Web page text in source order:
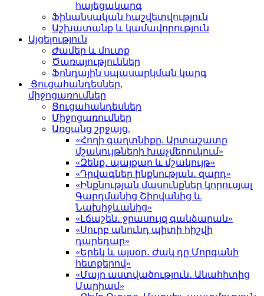
հայեցակարգ
Ֆինանսական հաշվետվություն
Աշխատանք և կամավորություն
Այցելություն
Ժամեր և մուտք
Ծառայություններ
Ֆոնդային սպասարկման կարգ
Ցուցահանդեսներ,
միջոցառումներ
Ցուցահանդեսներ
Միջոցառումներ
Առցանց շրջայց.
«Հողի գաղտնիքը. Արտաշատը
մշակույթների խաչմերուկում»
«Զենք․ պայքար և մշակույթ»
«Դրվագներ ինքնության․ զարդ»
«Ինքնության մասունքներ կորուսյալ
Գարդմանից Շիրվանից և
Նախիջևանից»
«Լճաշեն․ ջրասույզ գանձարան»
«Սուրբ անունդ պիտի հիշվի
դարեդար»
«Երեկ և այսօր․ Ժակ դը Մորգանի
հետքերով»
«Մայր աստվածություն․ Անահիտից
Մարիամ»